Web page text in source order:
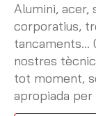
Alumini, acer,
corporatius,
tancaments…
nostres
tot moment,
apropiada